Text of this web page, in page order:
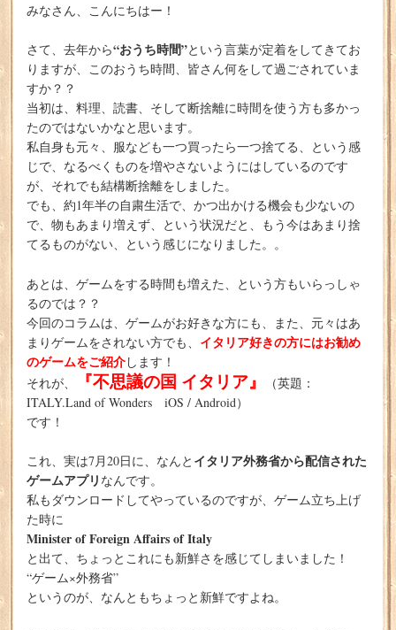
みなさん、こんにちはー！
さて、去年から“おうち時間”という言葉が定着をしてきてお
りますが、このおうち時間、皆さん何をして過ごされていま
すか？？
当初は、料理、読書、そして断捨離に時間を使う方も多かっ
たのではないかなと思います。
私自身も元々、服なども一つ買ったら一つ捨てる、という感
じで、なるべくものを増やさないようにはしているのです
が、それでも結構断捨離をしました。
でも、約1年半の自粛生活で、かつ出かける機会も少ないの
で、物もあまり増えず、という状況だと、もう今はあまり捨
てるものがない、という感じになりました。。
あとは、ゲームをする時間も増えた、という方もいらっしゃ
るのでは？？
今回のコラムは、ゲームがお好きな方にも、また、元々はあ
まりゲームをされない方でも、 イタリア好きの方にはお勧め
のゲームをご紹介します！
それが、
『不思議の国 イタリア』
（英題：
ITALY.Land of Wonders iOS / Android）
です！
これ、実は7月20日に、なんと イタリア外務省から配信された
ゲームアプリ なんです。
私もダウンロードしてやっているのですが、ゲーム立ち上げ
た時に
Minister of Foreign Affairs of Italy
と出て、ちょっとこれにも新鮮さを感じてしまいました！
“ゲーム×外務省”
というのが、なんともちょっと新鮮ですよね。